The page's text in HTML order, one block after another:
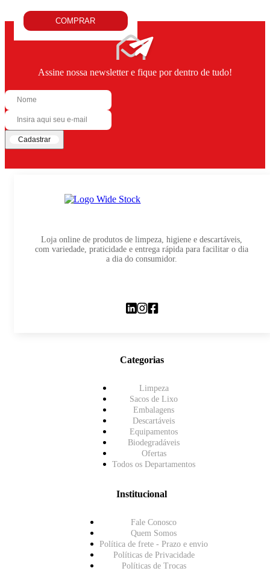
COMPRAR
Assine nossa newsletter e fique por dentro de tudo!
Cadastrar
Loja online de produtos de limpeza, higiene e descartáveis,
com variedade, praticidade e entrega rápida para facilitar o dia
a dia do consumidor.
Categorias
Limpeza
Sacos de Lixo
Embalagens
Descartáveis
Equipamentos
Biodegradáveis
Ofertas
Todos os Departamentos
Institucional
Fale Conosco
Quem Somos
Política de frete - Prazo e envio
Políticas de Privacidade
Políticas de Trocas